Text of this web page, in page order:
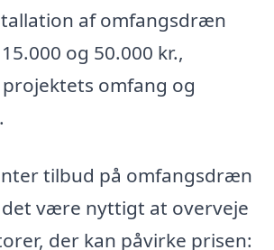
af omfangsdræn
og 50.000 kr.,
omfang og
tilbud på omfangsdræn
det være nyttigt at overveje
der kan påvirke prisen: